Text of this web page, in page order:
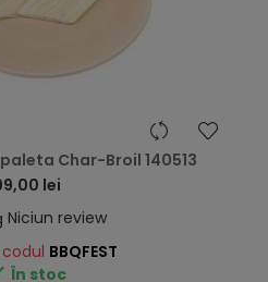
Char-Broil 140513
lei
Niciun review
BBQFEST
În stoc